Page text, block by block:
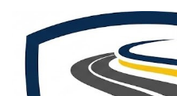
Skip
content